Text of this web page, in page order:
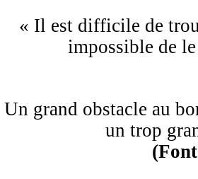
« Il est difficile de
impossible de
Un grand obstacle au
un trop